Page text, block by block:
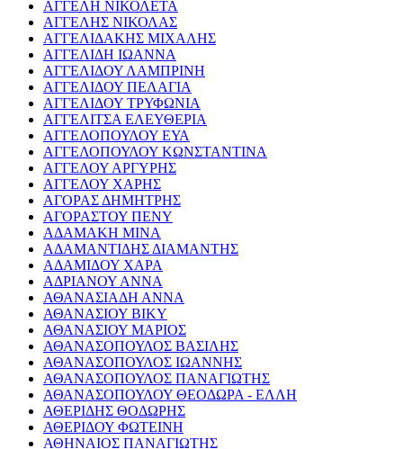
ΑΓΓΕΛΗ ΝΙΚΟΛΕΤΑ
ΑΓΓΕΛΗΣ ΝΙΚΟΛΑΣ
ΑΓΓΕΛΙΔΑΚΗΣ ΜΙΧΑΛΗΣ
ΑΓΓΕΛΙΔΗ ΙΩΑΝΝΑ
ΑΓΓΕΛΙΔΟΥ ΛΑΜΠΡΙΝΗ
ΑΓΓΕΛΙΔΟΥ ΠΕΛΑΓΙΑ
ΑΓΓΕΛΙΔΟΥ ΤΡΥΦΩΝΙΑ
ΑΓΓΕΛΙΤΣΑ ΕΛΕΥΘΕΡΙΑ
ΑΓΓΕΛΟΠΟΥΛΟΥ ΕΥΑ
ΑΓΓΕΛΟΠΟΥΛΟΥ ΚΩΝΣΤΑΝΤΙΝΑ
ΑΓΓΕΛΟΥ ΑΡΓΥΡΗΣ
ΑΓΓΕΛΟΥ ΧΑΡΗΣ
ΑΓΟΡΑΣ ΔΗΜΗΤΡΗΣ
ΑΓΟΡΑΣΤΟΥ ΠΕΝΥ
ΑΔΑΜΑΚΗ ΜΙΝΑ
ΑΔΑΜΑΝΤΙΔΗΣ ΔΙΑΜΑΝΤΗΣ
ΑΔΑΜΙΔΟΥ ΧΑΡΑ
ΑΔΡΙΑΝΟΥ ΑΝΝΑ
ΑΘΑΝΑΣΙΑΔΗ ΑΝΝΑ
ΑΘΑΝΑΣΙΟΥ ΒΙΚΥ
ΑΘΑΝΑΣΙΟΥ ΜΑΡΙΟΣ
ΑΘΑΝΑΣΟΠΟΥΛΟΣ ΒΑΣΙΛΗΣ
ΑΘΑΝΑΣΟΠΟΥΛΟΣ ΙΩΑΝΝΗΣ
ΑΘΑΝΑΣΟΠΟΥΛΟΣ ΠΑΝΑΓΙΩΤΗΣ
ΑΘΑΝΑΣΟΠΟΥΛΟΥ ΘΕΟΔΩΡΑ - ΕΛΛΗ
ΑΘΕΡΙΔΗΣ ΘΟΔΩΡΗΣ
ΑΘΕΡΙΔΟΥ ΦΩΤΕΙΝΗ
ΑΘΗΝΑΙΟΣ ΠΑΝΑΓΙΩΤΗΣ